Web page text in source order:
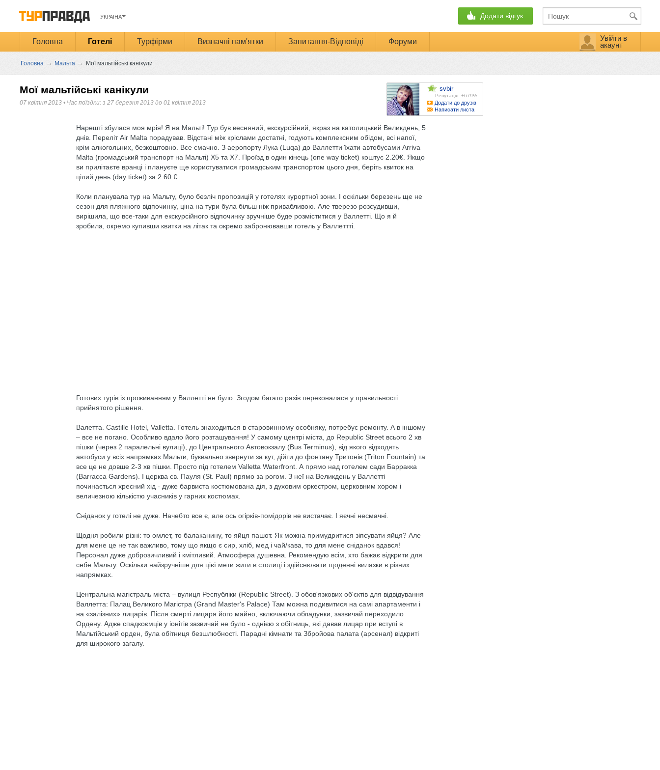
УКРАЇНА Додати відгук
Головна Готелі Турфірми Визначні пам'ятки Запитання-Відповіді Форуми
Увійти в
акаунт
Головна → Мальта → Мої мальтійські канікули
Мої мальтійські канікули
07 квітня 2013 • Час поїздки: з 27 березня 2013 до 01 квітня 2013
svbir
Репутація: +679½
Додати до друзів
Написати листа
Нарешті збулася моя мрія! Я на Мальті! Тур був весняний, екскурсійний, якраз на католицький Великдень, 5
днів. Переліт Air Malta порадував. Відстані між кріслами достатні, годують комплексним обідом, всі напої,
крім алкогольних, безкоштовно. Все смачно. З аеропорту Лука (Luqa) до Валлетти їхати автобусами Arriva
Malta (громадський транспорт на Мальті) Х5 та Х7. Проїзд в один кінець (one way ticket) коштує 2.20€. Якщо
ви прилітаєте вранці і плануєте ще користуватися громадським транспортом цього дня, беріть квиток на
цілий день (day ticket) за 2.60 €.
Коли планувала тур на Мальту, було безліч пропозицій у готелях курортної зони. І оскільки березень ще не
сезон для пляжного відпочинку, ціна на тури була більш ніж привабливою. Але тверезо розсудивши,
вирішила, що все-таки для екскурсійного відпочинку зручніше буде розміститися у Валлетті. Що я й
зробила, окремо купивши квитки на літак та окремо забронювавши готель у Валлеттті.
Готових турів із проживанням у Валлетті не було. Згодом багато разів переконалася у правильності
прийнятого рішення.
Валетта. Castille Hotel, Valletta. Готель знаходиться в старовинному особняку, потребує ремонту. А в іншому
– все не погано. Особливо вдало його розташування! У самому центрі міста, до Republic Street всього 2 хв
пішки (через 2 паралельні вулиці), до Центрального Автовокзалу (Bus Terminus), від якого відходять
автобуси у всіх напрямках Мальти, буквально звернути за кут, дійти до фонтану Тритонів (Triton Fountain) та
все це не довше 2-3 хв пішки. Просто під готелем Valletta Waterfront. А прямо над готелем сади Барракка
(Barracca Gardens). І церква св. Пауля (St. Paul) прямо за рогом. З неї на Великдень у Валлетті
починається хресний хід - дуже барвиста костюмована дія, з духовим оркестром, церковним хором і
величезною кількістю учасників у гарних костюмах.
Сніданок у готелі не дуже. Начебто все є, але ось огірків-помідорів не вистачає. І яєчні несмачні.
Щодня робили різні: то омлет, то балаканину, то яйця пашот. Як можна примудритися зіпсувати яйця? Але
для мене це не так важливо, тому що якщо є сир, хліб, мед і чай/кава, то для мене сніданок вдався!
Персонал дуже доброзичливий і кмітливий. Атмосфера душевна. Рекомендую всім, хто бажає відкрити для
себе Мальту. Оскільки найзручніше для цієї мети жити в столиці і здійснювати щоденні вилазки в різних
напрямках.
Центральна магістраль міста – вулиця Республіки (Republic Street). З обов'язкових об'єктів для відвідування
Валлетта: Палац Великого Магістра (Grand Master's Palace) Там можна подивитися на самі апартаменти і
на «залізних» лицарів. Після смерті лицаря його майно, включаючи обладунки, зазвичай переходило
Ордену. Адже спадкоємців у іонітів зазвичай не було - однією з обітниць, які давав лицар при вступі в
Мальтійський орден, була обітниця безшлюбності. Парадні кімнати та Збройова палата (арсенал) відкриті
для широкого загалу.